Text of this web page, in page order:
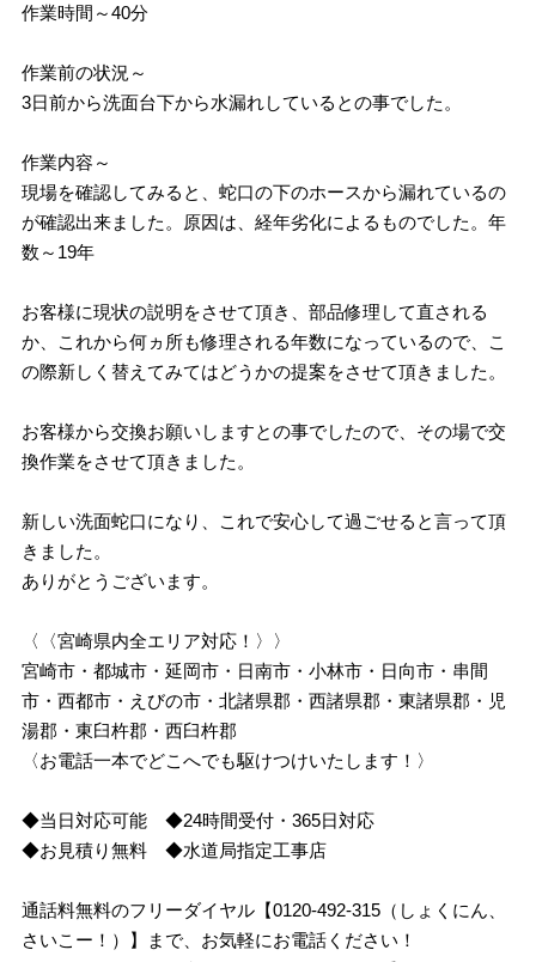
作業時間～40分
作業前の状況～
3日前から洗面台下から水漏れしているとの事でした。
作業内容～
現場を確認してみると、蛇口の下のホースから漏れているの
が確認出来ました。原因は、経年劣化によるものでした。年
数～19年
お客様に現状の説明をさせて頂き、部品修理して直される
か、これから何ヵ所も修理される年数になっているので、こ
の際新しく替えてみてはどうかの提案をさせて頂きました。
お客様から交換お願いしますとの事でしたので、その場で交
換作業をさせて頂きました。
新しい洗面蛇口になり、これで安心して過ごせると言って頂
きました。
ありがとうございます。
〈〈宮崎県内全エリア対応！〉〉
宮崎市・都城市・延岡市・日南市・小林市・日向市・串間
市・西都市・えびの市・北諸県郡・西諸県郡・東諸県郡・児
湯郡・東臼杵郡・西臼杵郡
〈お電話一本でどこへでも駆けつけいたします！〉
◆当日対応可能 ◆24時間受付・365日対応
◆お見積り無料 ◆水道局指定工事店
通話料無料のフリーダイヤル【0120-492-315（しょくにん、
さいこー！）】まで、お気軽にお電話ください！